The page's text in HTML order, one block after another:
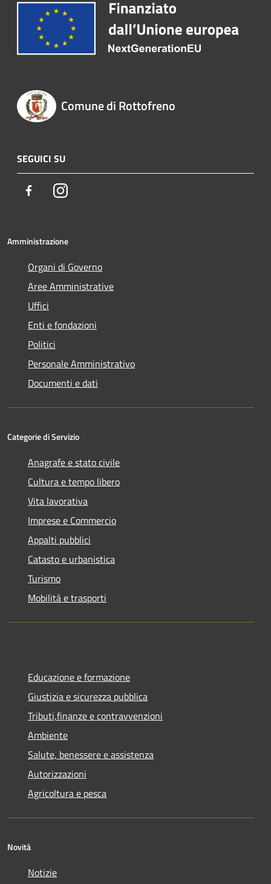
Comune di Rottofreno
SEGUICI SU
FacebookInstagram
Amministrazione
Organi di Governo
Aree Amministrative
Uffici
Enti e fondazioni
Politici
Personale Amministrativo
Documenti e dati
Categorie di Servizio
Anagrafe e stato civile
Cultura e tempo libero
Vita lavorativa
Imprese e Commercio
Appalti pubblici
Catasto e urbanistica
Turismo
Mobilità e trasporti
Educazione e formazione
Giustizia e sicurezza pubblica
Tributi,finanze e contravvenzioni
Ambiente
Salute, benessere e assistenza
Autorizzazioni
Agricoltura e pesca
Novità
Notizie